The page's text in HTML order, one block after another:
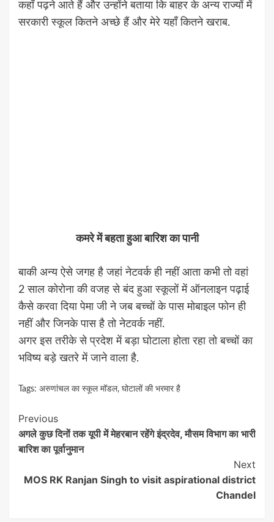
कहाँ पढ़ने आते हैं और उन्होंने बताया कि बाहर के अन्य राज्यों में
सरकारी स्कूल कितने अच्छे हैं और मेरे यहाँ कितने खराब.
कमरे में बहता हुआ बारिश का पानी
बाकी अन्य ऐसे जगह है जहां नेटवर्क ही नहीं आता कभी तो वहां
2 साल कोरोना की वजह से बंद हुआ स्कूलों में ऑनलाइन पढ़ाई
कैसे करवा दिया पेमा जी ने जब बच्चों के पास मोबाइल फोन ही
नहीं और जिनके पास है तो नेटवर्क नहीं.
अगर इस तरीके से प्रदेश में बड़ा घोटाला होता रहा तो बच्चों का
भविष्य बड़े खतरे में जाने वाला है.
Tags: अरुणांचल का स्कूल मॉडल, घोटालों की भरमार है
Continue
Reading
Previous
अगले कुछ दिनों तक यूपी में मेहरबान रहेंगे इंद्रदेव, मौसम विभाग का भारी
बारिश का पूर्वानुमान
Next
MOS RK Ranjan Singh to visit aspirational district
Chandel